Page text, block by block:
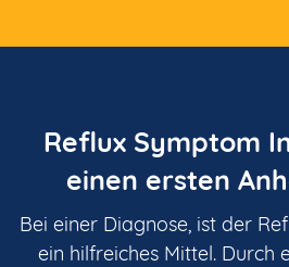
Reflux Symptom
einen ersten
Bei einer Diagnose, ist der
ein hilfreiches Mittel. Durch